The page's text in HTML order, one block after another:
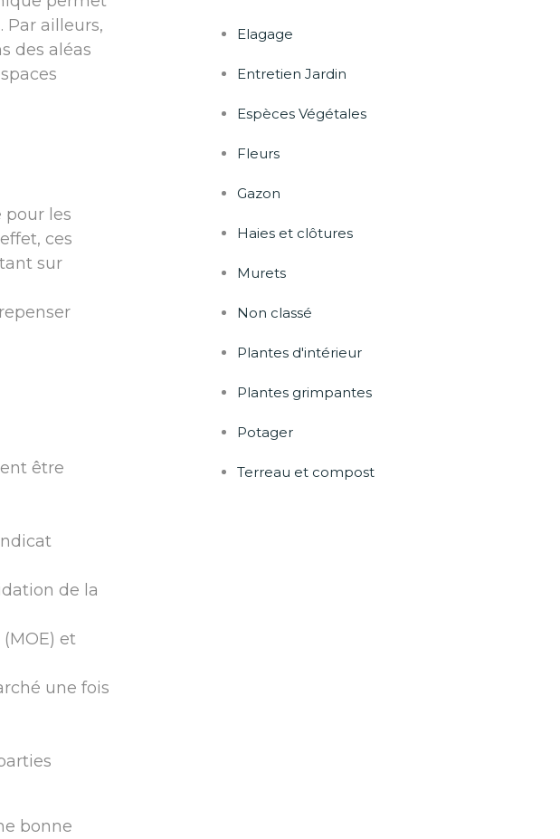
Par ailleurs,
des aléas
pour les
ces
sur
être
de la
et
une fois
bonne
Elagage
Entretien Jardin
Espèces Végétales
Fleurs
Gazon
Haies et clôtures
Murets
Non classé
Plantes d'intérieur
Plantes grimpantes
Potager
Terreau et compost